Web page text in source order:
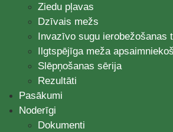
Ziedu pļavas
Dzīvais mežs
Invazīvo sugu ierobežošanas
Ilgtspējīga meža
Slēpņošanas sērija
Rezultāti
Pasākumi
Noderīgi
Dokumenti